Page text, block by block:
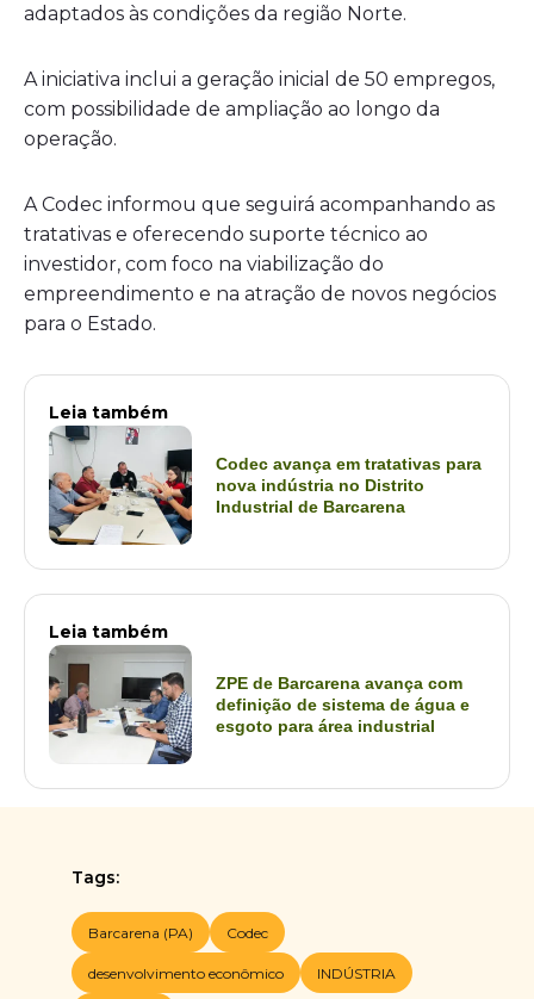
adaptados às condições da região Norte.
A iniciativa inclui a geração inicial de 50 empregos,
com possibilidade de ampliação ao longo da
operação.
A Codec informou que seguirá acompanhando as
tratativas e oferecendo suporte técnico ao
investidor, com foco na viabilização do
empreendimento e na atração de novos negócios
para o Estado.
Leia também
Codec avança em tratativas para
nova indústria no Distrito
Industrial de Barcarena
Leia também
ZPE de Barcarena avança com
definição de sistema de água e
esgoto para área industrial
Tags:
Barcarena (PA) Codec
desenvolvimento econômico INDÚSTRIA